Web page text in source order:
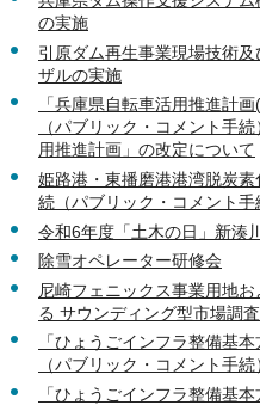
の実施
引原ダム再生事業現場技術
ザルの実施
「兵庫県自転車活用推進計
（パブリック・コメント手
用推進計画」の改定について
姫路港・東播磨港港湾脱炭
続（パブリック・コメント手
令和6年度「土木の日」新湊
除雪オペレーター研修会
尼崎フェニックス事業用地
る サウンディング型市場調
「ひょうごインフラ整備基
（パブリック・コメント手
「ひょうごインフラ整備基